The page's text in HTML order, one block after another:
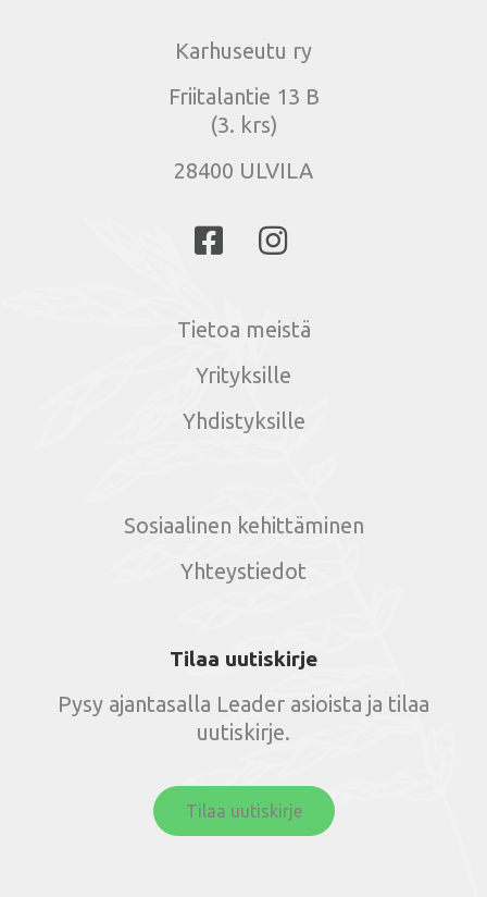
Karhuseutu ry
Friitalantie 13 B
(3. krs)
28400 ULVILA
Tietoa meistä
Yrityksille
Yhdistyksille
Sosiaalinen kehittäminen
Yhteystiedot
Tilaa uutiskirje
Pysy ajantasalla Leader asioista ja tilaa
uutiskirje.
Tilaa uutiskirje